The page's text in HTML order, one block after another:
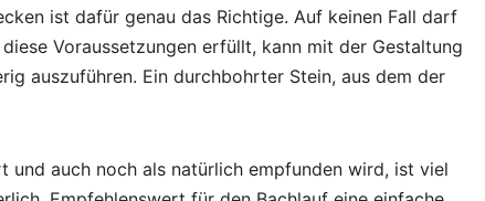
ist dafür genau das Richtige. Auf keinen Fall darf
Voraussetzungen erfüllt, kann mit der Gestaltung
auszuführen. Ein durchbohrter Stein, aus dem der
auch noch als natürlich empfunden wird, ist viel